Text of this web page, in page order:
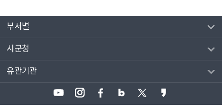
부서별
시군청
유관기관